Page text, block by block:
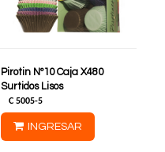
Pirotin Nº10 Caja X480
Surtidos Lisos
C 5005-5
INGRESAR